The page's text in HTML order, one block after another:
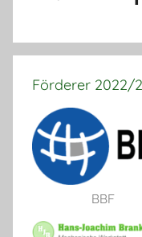
Förderer 2022/
BBF